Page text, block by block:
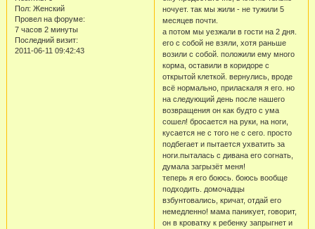
Пол: Женский
Провел на форуме:
7 часов 2 минуты
Последний визит:
2011-06-11 09:42:43
ночует. так мы жили - не тужили 5
месяцев почти.
а потом мы уезжали в гости на 2 дня.
его с собой не взяли, хотя раньше
возили с собой. положили ему много
корма, оставили в коридоре с
открытой клеткой. вернулись, вроде
всё нормально, приласкаля я его. но
на следующий день после нашего
возвращения он как будто с ума
сошел! бросается на руки, на ноги,
кусается не с того не с сего. просто
подбегает и пытается ухватить за
ноги.пыталась с дивана его согнать,
думала загрызёт меня!
теперь я его боюсь. боюсь вообще
подходить. домочадцы
взбунтовались, кричат, отдай его
немедленно! мама паникует, говорит,
он в кроватку к ребенку запрыгнет и